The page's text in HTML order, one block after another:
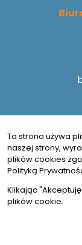
© 2026
Ta strona używa
naszej strony,
plików cookies
Polityką
Klikając
plików cookie.